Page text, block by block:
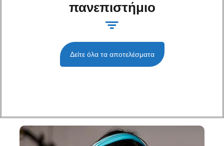
πανεπιστήμιο
Δείτε όλα τα αποτελέσματα